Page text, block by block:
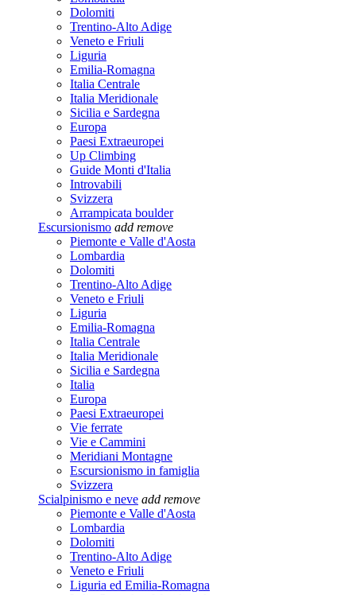
Dolomiti
Trentino-Alto Adige
Veneto e Friuli
Liguria
Emilia-Romagna
Italia Centrale
Italia Meridionale
Sicilia e Sardegna
Europa
Paesi Extraeuropei
Up Climbing
Guide Monti d'Italia
Introvabili
Svizzera
Arrampicata boulder
Escursionismo add remove
Piemonte e Valle d'Aosta
Lombardia
Dolomiti
Trentino-Alto Adige
Veneto e Friuli
Liguria
Emilia-Romagna
Italia Centrale
Italia Meridionale
Sicilia e Sardegna
Italia
Europa
Paesi Extraeuropei
Vie ferrate
Vie e Cammini
Meridiani Montagne
Escursionismo in famiglia
Svizzera
Scialpinismo e neve add remove
Piemonte e Valle d'Aosta
Lombardia
Dolomiti
Trentino-Alto Adige
Veneto e Friuli
Liguria ed Emilia-Romagna